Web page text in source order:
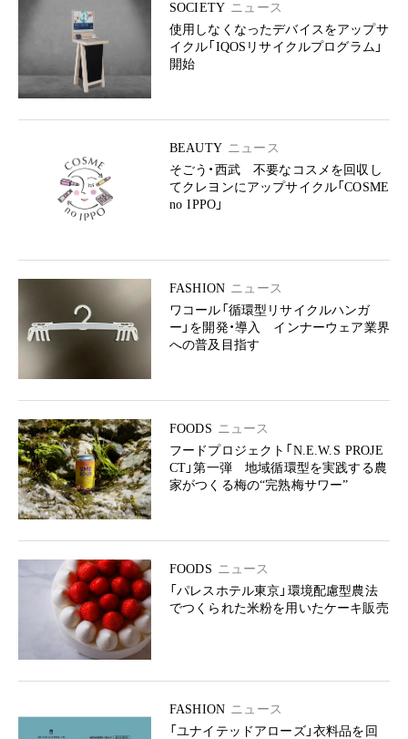
SOCIETY ニュース
使用しなくなったデバイスをアップサ
イクル「IQOSリサイクルプログラム」
開始
BEAUTY ニュース
そごう・西武 不要なコスメを回収し
てクレヨンにアップサイクル「COSME
no IPPO」
FASHION ニュース
ワコール「循環型リサイクルハンガ
ー」を開発・導入 インナーウェア業界
への普及目指す
FOODS ニュース
フードプロジェクト「N.E.W.S PROJE
CT」第一弾 地域循環型を実践する農
家がつくる梅の“完熟梅サワー”
FOODS ニュース
「パレスホテル東京」環境配慮型農法
でつくられた米粉を用いたケーキ販売
FASHION ニュース
「ユナイテッドアローズ」衣料品を回